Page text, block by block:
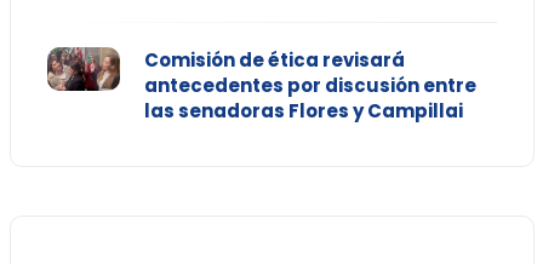
Comisión de ética revisará
antecedentes por discusión entre
las senadoras Flores y Campillai